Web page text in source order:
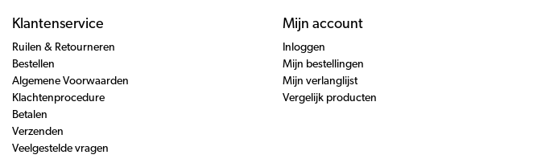
Klantenservice
Ruilen & Retourneren
Bestellen
Algemene Voorwaarden
Klachtenprocedure
Betalen
Verzenden
Veelgestelde vragen
Mijn account
Inloggen
Mijn bestellingen
Mijn verlanglijst
Vergelijk producten